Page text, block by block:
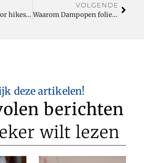
Fotografietips voor hikes door de Dolomieten
VOLGENDE
Waarom Dampopen folie essentieel is in duurzame Folie techniek
deze artikelen!
berichten
wilt lezen